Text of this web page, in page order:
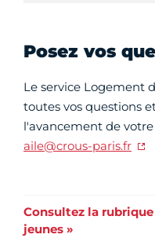
Posez vos
Le service Logement
toutes vos questions
l'avancement de
aile@crous-paris.fr
Consultez la
jeunes »